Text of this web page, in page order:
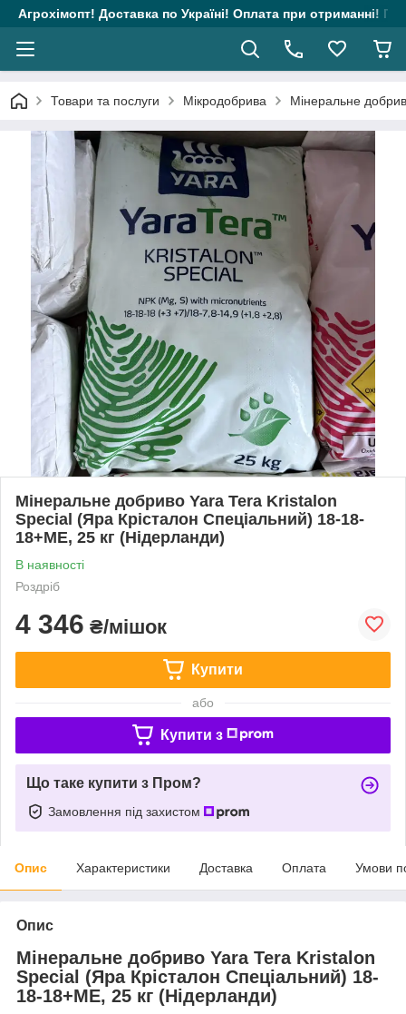
Агрохімопт! Доставка по Україні! Оплата при отриманні!
Товари та послуги Мікродобрива Мінеральне
Мінеральне добриво Yara Tera Kristalon
Special (Яра Крісталон Спеціальний) 18-18-
18+МЕ, 25 кг (Нідерланди)
В наявності
Роздріб
4 346 ₴/мішок
Купити
або
Купити з
Що таке купити з Пром?
Замовлення під захистом
Опис Характеристики Доставка Оплата Умови
Опис
Мінеральне добриво Yara Tera Kristalon
Special (Яра Крісталон Спеціальний) 18-
18-18+МЕ, 25 кг (Нідерланди)